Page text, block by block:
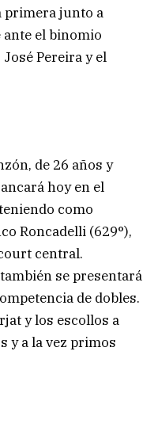
primera junto a
ante el binomio
Pereira y el
de 26 años y
hoy en el
como
Roncadelli (629°),
central.
se presentará
de dobles.
y los escollos a
y a la vez primos